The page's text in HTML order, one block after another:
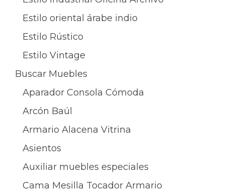
Estilo oriental árabe indio
Estilo Rústico
Estilo Vintage
Buscar Muebles
Aparador Consola Cómoda
Arcón Baúl
Armario Alacena Vitrina
Asientos
Auxiliar muebles especiales
Cama Mesilla Tocador Armario